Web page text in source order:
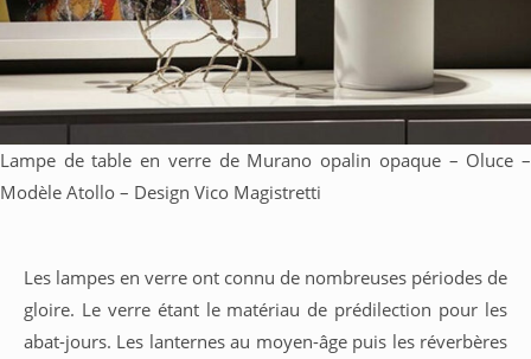
Lampe de table en verre de Murano opalin opaque – Oluce –
Modèle Atollo – Design Vico Magistretti
Les lampes en verre ont connu de nombreuses périodes de
gloire. Le verre étant le matériau de prédilection pour les
abat-jours. Les lanternes au moyen-âge puis les réverbères